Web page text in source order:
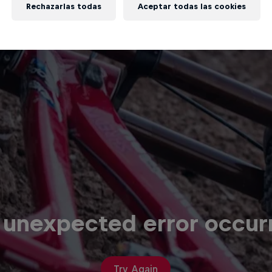
error
Try Again
Rechazarlas todas Aceptar todas las cookies